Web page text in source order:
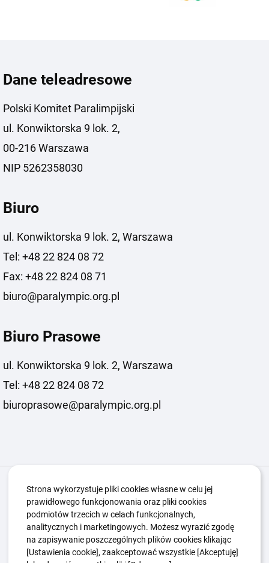
Dane teleadresowe
Polski Komitet Paralimpijski
ul. Konwiktorska 9 lok. 2,
00-216 Warszawa
NIP 5262358030
Biuro
ul. Konwiktorska 9 lok. 2, Warszawa
Tel: +48 22 824 08 72
Fax: +48 22 824 08 71
biuro@paralympic.org.pl
Biuro Prasowe
ul. Konwiktorska 9 lok. 2, Warszawa
Tel: +48 22 824 08 72
biuroprasowe@paralympic.org.pl
Igrzyska Paralimpijskie O nas
Kwalifikacje ZSK
Kluby Aktualności
Edukacja
Guttmanny Kontakt
Strona wykorzystuje pliki cookies własne w celu jej
prawidłowego funkcjonowania oraz pliki cookies
podmiotów trzecich w celach funkcjonalnych,
analitycznych i marketingowych. Możesz wyrazić zgodę
na zapisywanie poszczególnych plików cookies klikając
[Ustawienia cookie], zaakceptować wszystkie [Akceptuję]